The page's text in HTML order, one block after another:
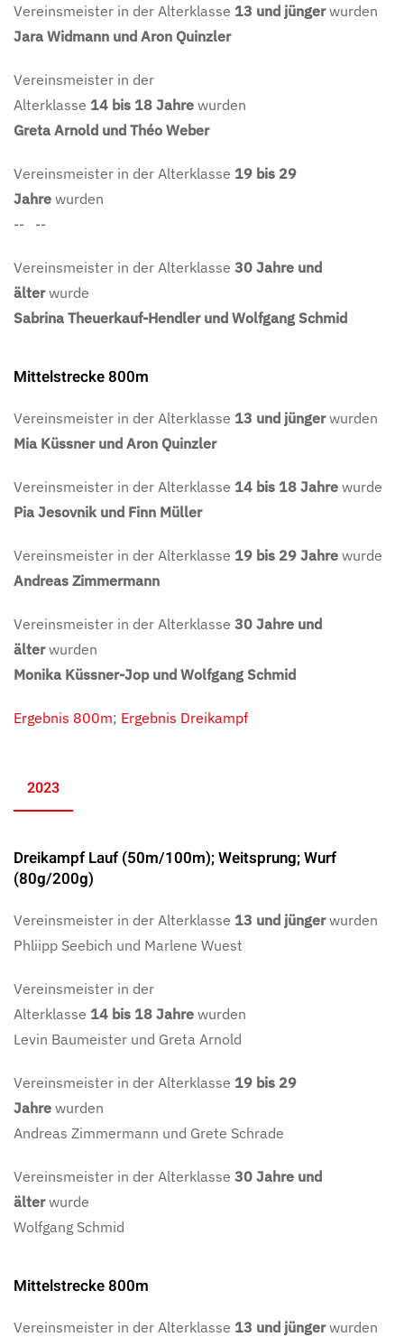
Vereinsmeister in der Alterklasse 13 und jüngerwurden
Jara Widmann und Aron Quinzler
Vereinsmeister in der
Alterklasse 14 bis 18 Jahre wurden
Greta Arnold und Théo Weber
Vereinsmeister in der Alterklasse 19 bis 29
Jahre wurden
-- --
Vereinsmeister in der Alterklasse 30 Jahre und
älter wurde
Sabrina Theuerkauf-Hendler und Wolfgang Schmid
Mittelstrecke 800m
Vereinsmeister in der Alterklasse 13 und jüngerwurden
Mia Küssner und Aron Quinzler
Vereinsmeister in der Alterklasse 14 bis 18 Jahre wurde
Pia Jesovnik und Finn Müller
Vereinsmeister in der Alterklasse 19 bis 29 Jahre wurde
Andreas Zimmermann
Vereinsmeister in der Alterklasse 30 Jahre und
älterwurden
Monika Küssner-Jop und Wolfgang Schmid
Ergebnis 800m; Ergebnis Dreikampf
2023
Dreikampf Lauf (50m/100m); Weitsprung; Wurf
(80g/200g)
Vereinsmeister in der Alterklasse 13 und jüngerwurden
Phliipp Seebich und Marlene Wuest
Vereinsmeister in der
Alterklasse 14 bis 18 Jahre wurden
Levin Baumeister und Greta Arnold
Vereinsmeister in der Alterklasse 19 bis 29
Jahre wurden
Andreas Zimmermann und Grete Schrade
Vereinsmeister in der Alterklasse 30 Jahre und
älter wurde
Wolfgang Schmid
Mittelstrecke 800m
Vereinsmeister in der Alterklasse 13 und jüngerwurden